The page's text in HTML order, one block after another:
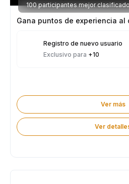
100 participantes mejor
parte de los 2.500
Gana puntos de experiencia al
Registro de nuevo usuario
Exclusivo para +10
Ver más
Ver